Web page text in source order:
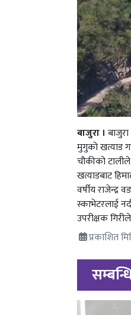
बाजुरा ।
मुगुको खत्याड
चौकीको
खत्याडबाट
वर्षीय राजेन्द्र
स्काभेटरलाई
उपरीक्षक
प्रकाशित